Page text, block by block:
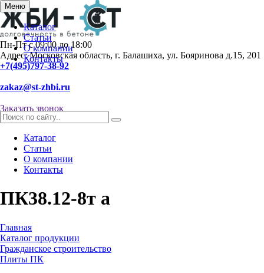
Меню
Каталог
Статьи
О компании
Контакты
Пн-Пт с 09:00 до 18:00
Адрес: Московская область, г. Балашиха, ул. Бояринова д.15, 201
+7(495)797-38-92
zakaz@st-zhbi.ru
Заказать звонок
Каталог
Статьи
О компании
Контакты
ПК38.12-8т а
Главная
Каталог продукции
Гражданское строительство
Плиты ПК